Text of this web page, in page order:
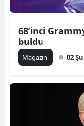
68’inci
buldu
Magazin 02